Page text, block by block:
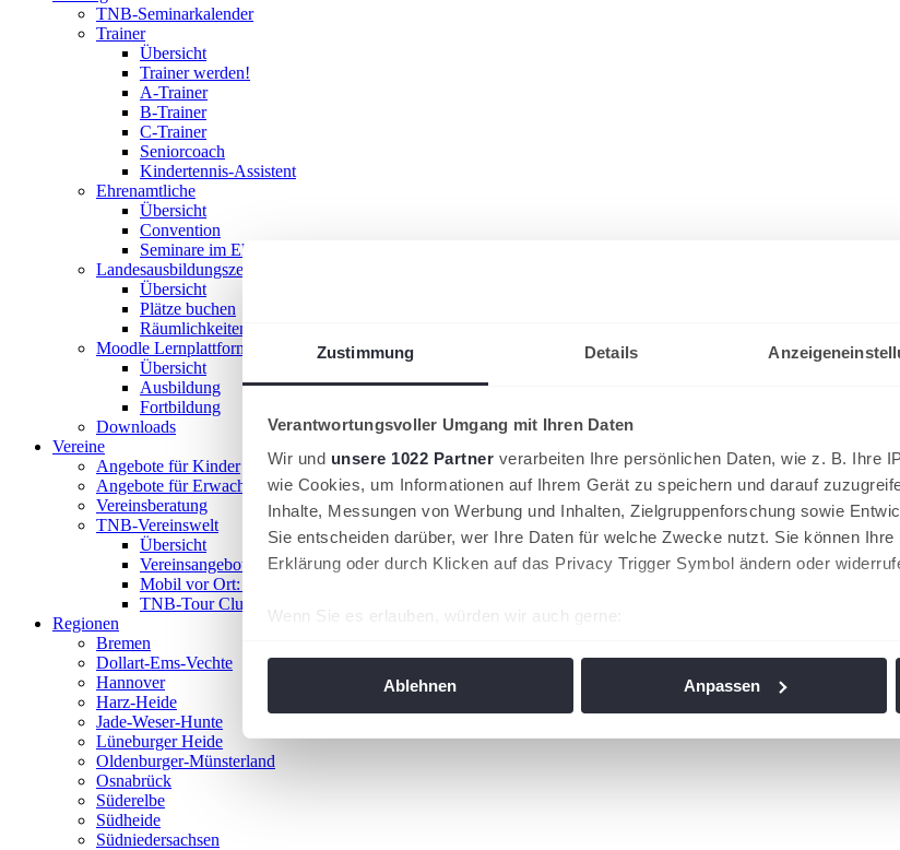
Zustimmung Details
Verantwortungsvoller Umgang mit Ihren Daten
Wir und unsere 1022 Partner verarbeiten Ihre persönlichen Daten, wie z. B. Ihre
wie Cookies, um Informationen auf Ihrem Gerät zu speichern und darauf
Inhalte, Messungen von Werbung und Inhalten, Zielgruppenforschung sowie
Sie entscheiden darüber, wer Ihre Daten für welche Zwecke nutzt. Sie können
Erklärung oder durch Klicken auf das Privacy Trigger Symbol ändern oder
Wenn Sie es erlauben, würden wir auch gerne:
Ablehnen Anpassen
TNB-Seminarkalender
Trainer
Übersicht
Trainer werden!
A-Trainer
B-Trainer
C-Trainer
Seniorcoach
Kindertennis-Assistent
Ehrenamtliche
Übersicht
Convention
Seminare im Ehrenamt
Landesausbildungszentrum
Übersicht
Plätze buchen
Räumlichkeiten nutzen
Moodle Lernplattform
Übersicht
Ausbildung
Fortbildung
Downloads
Vereine
Angebote für Kinder
Angebote für Erwachsene
Vereinsberatung
TNB-Vereinswelt
Übersicht
Vereinsangebote
Mobil vor Ort: Das TNB-Mobil
TNB-Tour Clubs
Regionen
Bremen
Dollart-Ems-Vechte
Hannover
Harz-Heide
Jade-Weser-Hunte
Lüneburger Heide
Oldenburger-Münsterland
Osnabrück
Süderelbe
Südheide
Südniedersachsen